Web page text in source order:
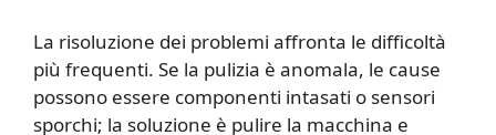
La risoluzione dei problemi affronta le difficoltà
più frequenti. Se la pulizia è anomala, le cause
possono essere componenti intasati o sensori
sporchi; la soluzione è pulire la macchina e